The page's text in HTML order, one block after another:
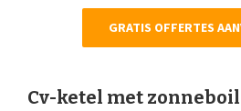
GRATIS OFFERTES
Cv-ketel met